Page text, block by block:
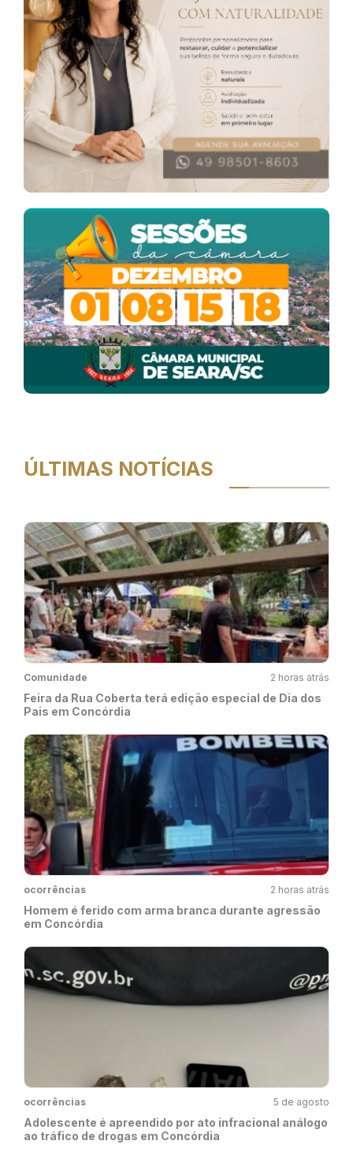
ÚLTIMAS NOTÍCIAS
Comunidade 2 horas atrás
Feira da Rua Coberta terá edição especial de Dia dos
Pais em Concórdia
ocorrências 2 horas atrás
Homem é ferido com arma branca durante agressão
em Concórdia
ocorrências 5 de agosto
Adolescente é apreendido por ato infracional análogo
ao tráfico de drogas em Concórdia